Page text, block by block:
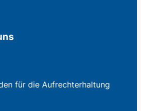
für die Aufrechterhaltung